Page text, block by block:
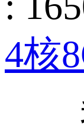
4核
我